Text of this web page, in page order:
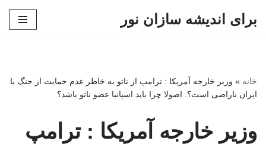
برای اندیشه سازان نور
خانه » وزیر خارجه آمریکا : ترامپ از ناتو به خاطر عدم حمایت از جنگ با
ایران ناراضی است؟. اصولا چرا باید اسپانیا عضو ناتو باشد؟
وزیر خارجه آمریکا : ترامپ